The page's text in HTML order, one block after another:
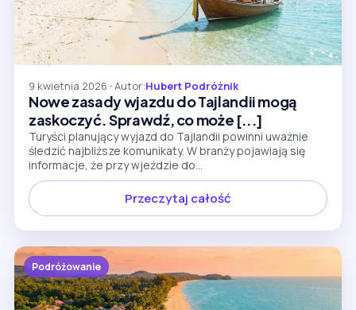
9 kwietnia 2026 •Autor:Hubert Podróżnik
Nowe zasady wjazdu do Tajlandii mogą
zaskoczyć. Sprawdź, co może [...]
Turyści planujący wyjazd do Tajlandii powinni uważnie
śledzić najbliższe komunikaty. W branży pojawiają się
informacje, że przy wjeździe do...
Przeczytaj całość
Podróżowanie